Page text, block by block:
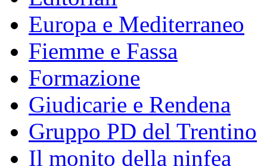
Europa e Mediterraneo
Fiemme e Fassa
Formazione
Giudicarie e Rendena
Gruppo PD del Trentino
Il monito della ninfea